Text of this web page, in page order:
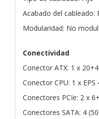
Acabado del cableado:
Modularidad: No
Conectividad
Conector ATX: 1 x
Conector CPU: 1 x
Conectores PCIe: 2 x
Conectores SATA: 4